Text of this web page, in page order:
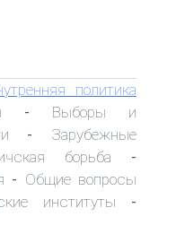
политика
- Выборы и
- Зарубежные
борьба -
- Общие вопросы
институты -